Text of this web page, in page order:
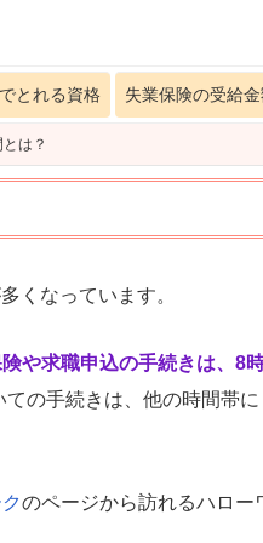
とれる資格 失業保険の受給
は？
くなっています。
や求職申込の手続きは、8
の手続きは、他の時間帯
のページから訪れるハロー